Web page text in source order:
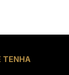
TENHA